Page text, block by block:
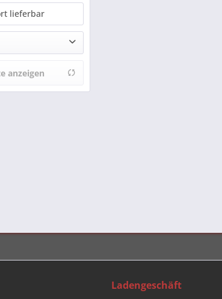
lieferbar
149,00 €
389,00 €
anzeigen
Ladengeschäft